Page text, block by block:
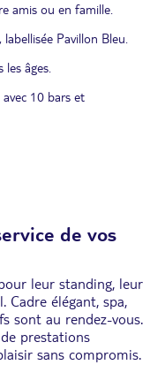
amis ou en famille.
Pavillon Bleu.
les âges.
10 bars et
de vos
leur standing, leur
Cadre élégant, spa,
sont au rendez-vous.
prestations
sans compromis.